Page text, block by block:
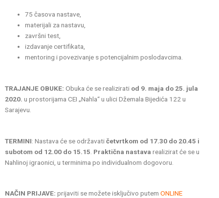
75 časova nastave,
materijali za nastavu,
završni test,
izdavanje certifikata,
mentoring i povezivanje s potencijalnim poslodavcima.
TRAJANJE OBUKE: Obuka će se realizirati od 9. maja do 25. jula
2020. u prostorijama CEI „Nahla“ u ulici Džemala Bijedića 122 u
Sarajevu.
TERMINI: Nastava će se održavatičetvrtkom od 17.30 do 20.45 i
subotom od 12.00 do 15.15 Praktična nastava realizirat će se u
Nahlinoj igraonici, u terminima po individualnom dogovoru.
NAČIN PRIJAVE: prijaviti se možete isključivo putem ONLINE